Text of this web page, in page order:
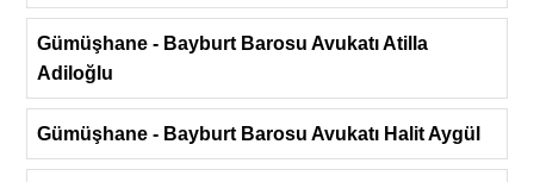
Gümüşhane - Bayburt Barosu Avukatı Atilla
Adiloğlu
Gümüşhane - Bayburt Barosu Avukatı Halit Aygül